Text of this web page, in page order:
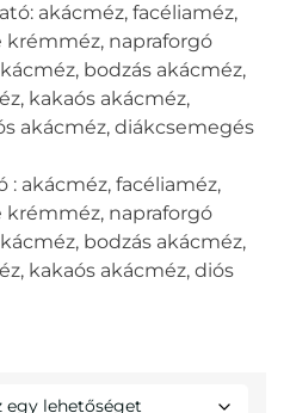
akácméz, facéliaméz,
krémméz, napraforgó
bodzás akácméz,
kakaós akácméz,
akácméz, diákcsemegés
: akácméz, facéliaméz,
krémméz, napraforgó
bodzás akácméz,
kakaós akácméz, diós